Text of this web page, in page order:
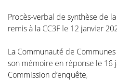
Procès-verbal de synthèse de
remis à la CC3F le 12 janvier
La Communauté de
son mémoire en réponse le 16
Commission d’enquête,